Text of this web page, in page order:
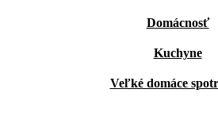
Domácnosť
Kuchyne
Veľké domáce